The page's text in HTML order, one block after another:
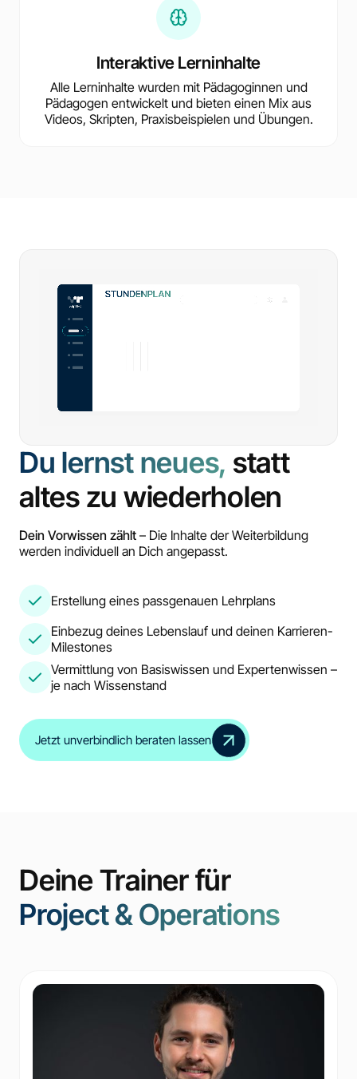
Interaktive Lerninhalte
Alle Lerninhalte wurden mit Pädagoginnen und
Pädagogen entwickelt und bieten einen Mix aus
Videos, Skripten, Praxisbeispielen und Übungen.
Du lernst neues, statt
altes zu wiederholen
Dein Vorwissen zählt – Die Inhalte der Weiterbildung
werden individuell an Dich angepasst.
Erstellung eines passgenauen Lehrplans
Einbezug deines Lebenslauf und deinen Karrieren-
Milestones
Vermittlung von Basiswissen und Expertenwissen –
je nach Wissenstand
Jetzt unverbindlich beraten lassen
Deine Trainer für
Project & Operations